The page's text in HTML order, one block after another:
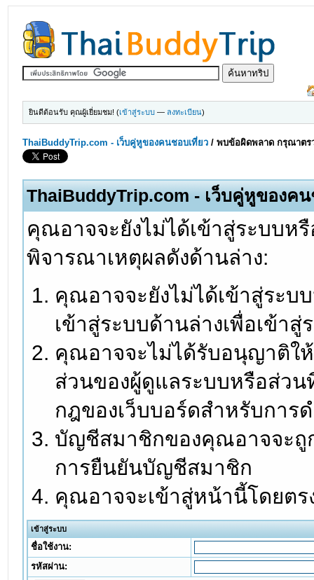
ยินดีต้อนรับ คุณผู้เยี่ยมชม! (เข้าสู่ระบบ — ลงทะเบียน)
ThaiBuddyTrip.com - เว็บคู่หูของคนชอบเที่ยว /พบข้อผิดพลาด กรุณาตร
ThaiBuddyTrip.com - เว็บคู่หูของค
คุณอาจจะยังไม่ได้เข้าสู่ระบบ
พิจารณาเหตุผลดังด้านล่าง:
คุณอาจจะยังไม่ได้เข้าสู่ระบ
เข้าสู่ระบบด้านล่างเพื่อเข้า
คุณอาจจะไม่ได้รับอนุญาติใ
ส่วนของผู้ดูแลระบบหรือส่ว
กฎของเว็บบอร์ดสำหรับการ
บัญชีสมาชิกของคุณอาจจะถู
การยืนยันบัญชีสมาชิก
คุณอาจจะเข้าสู่หน้านี้โดยต
เข้าสู่ระบบ
ชื่อใช้งาน:
รหัสผ่าน: